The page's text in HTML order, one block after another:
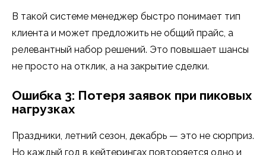
В такой системе менеджер быстро понимает тип
клиента и может предложить не общий прайс, а
релевантный набор решений. Это повышает шансы
не просто на отклик, а на закрытие сделки.
Ошибка 3: Потеря заявок при пиковых
нагрузках
Праздники, летний сезон, декабрь — это не сюрприз.
Но каждый год в кейтерингах повторяется одно и